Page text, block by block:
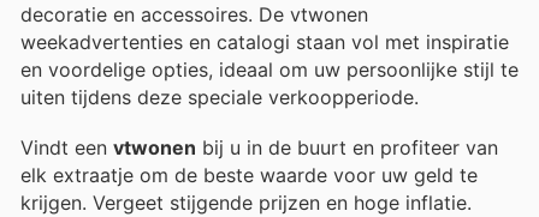
decoratie en accessoires. De vtwonen
weekadvertenties en catalogi staan vol met inspiratie
en voordelige opties, ideaal om uw persoonlijke stijl te
uiten tijdens deze speciale verkoopperiode.
Vindt een vtwonen bij u in de buurt en profiteer van
elk extraatje om de beste waarde voor uw geld te
krijgen. Vergeet stijgende prijzen en hoge inflatie.